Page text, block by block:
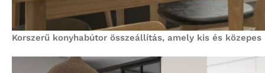
Korszerű konyhabútor összeállítás, amely kis és